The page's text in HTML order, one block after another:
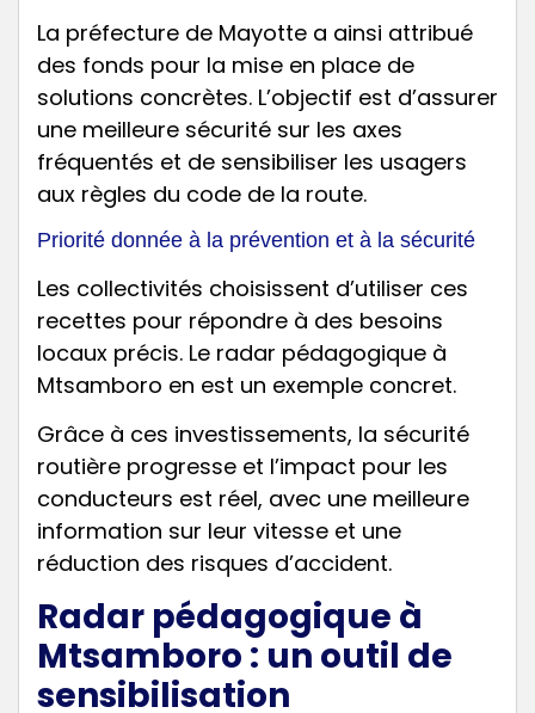
La préfecture de Mayotte a ainsi attribué
des fonds pour la mise en place de
solutions concrètes. L’objectif est d’assurer
une meilleure sécurité sur les axes
fréquentés et de sensibiliser les usagers
aux règles du code de la route.
Priorité donnée à la prévention et à la sécurité
Les collectivités choisissent d’utiliser ces
recettes pour répondre à des besoins
locaux précis. Le radar pédagogique à
Mtsamboro en est un exemple concret.
Grâce à ces investissements, la sécurité
routière progresse et l’impact pour les
conducteurs est réel, avec une meilleure
information sur leur vitesse et une
réduction des risques d’accident.
Radar pédagogique à
Mtsamboro : un outil de
sensibilisation